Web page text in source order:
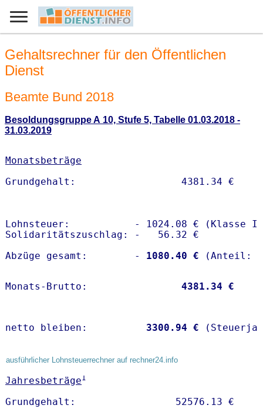
Gehaltsrechner für den Öffentlichen
Dienst
Beamte Bund 2018
Besoldungsgruppe A 10, Stufe 5, Tabelle 01.03.2018 -
31.03.2019
Monatsbeträge
Lohnsteuer:           - 1024.08 € (Klasse I)
Solidaritätszuschlag: -   56.32 €
Abzüge gesamt:        -
1080.40 €
Monats-Brutto: 4381.34 €
netto bleiben: 3300.94 €
ausführlicher Lohnsteuerrechner auf rechner24.info
Jahresbeträge1